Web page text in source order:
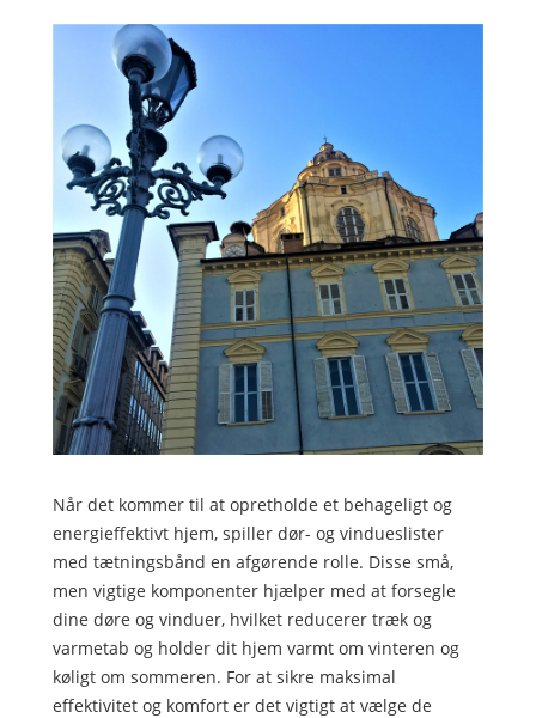
Når det kommer til at opretholde et behageligt og
energieffektivt hjem, spiller dør- og vindueslister
med tætningsbånd en afgørende rolle. Disse små,
men vigtige komponenter hjælper med at forsegle
dine døre og vinduer, hvilket reducerer træk og
varmetab og holder dit hjem varmt om vinteren og
køligt om sommeren. For at sikre maksimal
effektivitet og komfort er det vigtigt at vælge de